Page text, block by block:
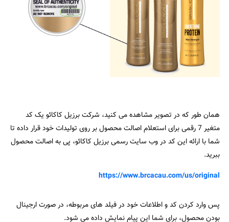
همان طور که در تصویر مشاهده می کنید، شرکت برزیل کاکائو یک کد
متغیر 7 رقمی برای استعلام اصالت محصول بر روی تولیدات خود قرار داده تا
شما با ارائه این کد در وب سایت رسمی برزیل کاکائو، پی به اصالت محصول
ببرید.
https://www.brcacau.com/us/original
پس وارد کردن کد و اطلاعات خود در فیلد های مربوطه، در صورت ارجینال
بودن محصول، برای شما این پیام نمایش داده می شود.